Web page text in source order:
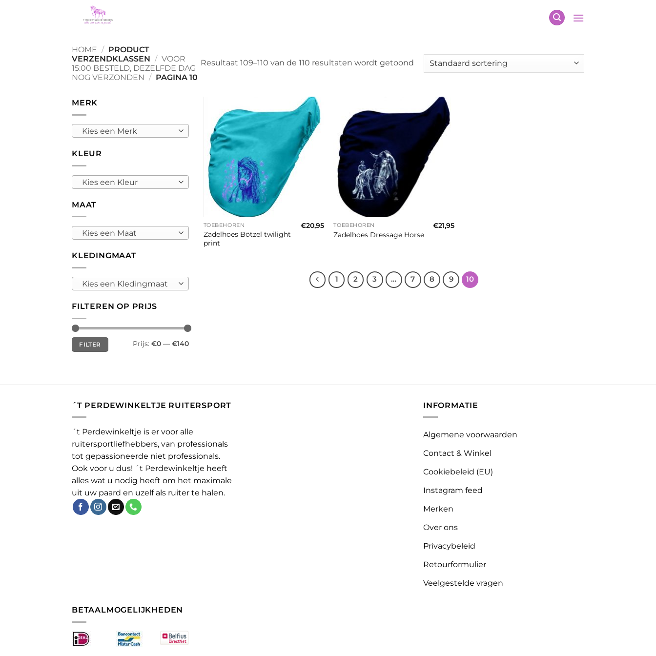
HOME / PRODUCT
VERZENDKLASSEN / VOOR
15:00 BESTELD, DEZELFDE DAG
NOG VERZONDEN / PAGINA 10
Resultaat 109–110 van de 110 resultaten wordt getoond
MERK
Kies een Merk
KLEUR
Kies een Kleur
MAAT
Kies een Maat
KLEDINGMAAT
Kies een Kledingmaat
FILTEREN OP PRIJS
Min.
prijs
Max.
prijsFILTER Prijs: €0 — €140
TOEBEHOREN
Zadelhoes Bötzel twilight
print
€20,95
+
TOEBEHOREN
Zadelhoes Dressage Horse
€21,95
1 2 3 … 7 8 9 10
´T PERDEWINKELTJE RUITERSPORT
´t Perdewinkeltje is er voor alle
ruitersportliefhebbers, van professionals
tot gepassioneerde niet professionals.
Ook voor u dus! ´t Perdewinkeltje heeft
alles wat u nodig heeft om het maximale
uit uw paard en uzelf als ruiter te halen.
INFORMATIE
Algemene voorwaarden
Contact & Winkel
Cookiebeleid (EU)
Instagram feed
Merken
Over ons
Privacybeleid
Retourformulier
Veelgestelde vragen
BETAALMOGELIJKHEDEN